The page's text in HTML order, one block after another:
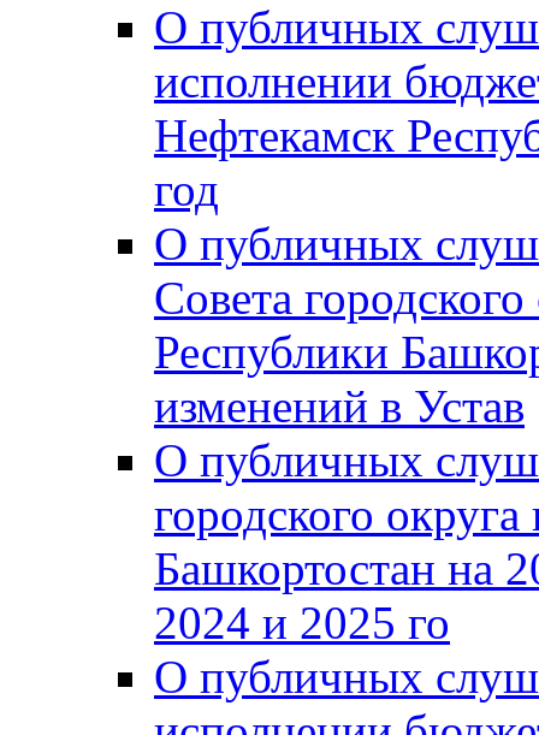
О публичных
исполнении
Нефтекамск
год
О публичных
Совета
Республики
изменений в Устав
О публичных
городского
Башкортостан на
2024 и 2025 го
О публичных